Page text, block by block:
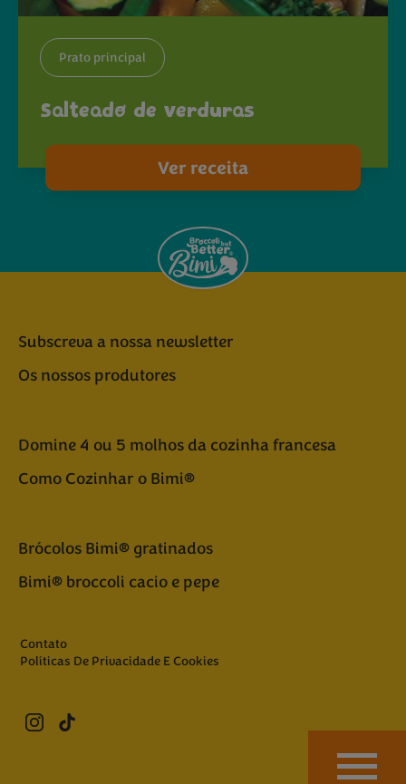
Prato principal
Salteado de verduras
Ver receita
Subscreva a nossa newsletter
Os nossos produtores
Domine 4 ou 5 molhos da cozinha francesa
Como Cozinhar o Bimi®
Brócolos Bimi® gratinados
Bimi® broccoli cacio e pepe
Contato
Políticas De Privacidade E Cookies